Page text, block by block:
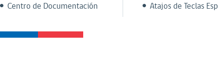
Centro de Documentación
Atajos de Teclas